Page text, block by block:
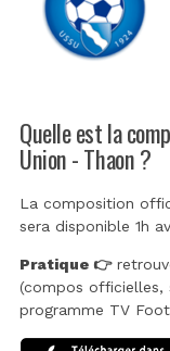
Quelle est la
Union - Thaon ?
La composition
sera disponible 1h
Pratique 👉
(compos officielles,
programme TV Foot